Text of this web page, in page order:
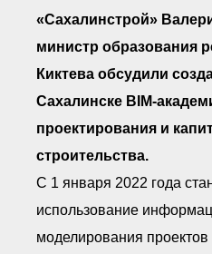
«Сахалинстрой»
министр образования
Киктева обсудили
Сахалинске BIM-
проектирования и
строительства.
С 1 января 2022 года
использование
моделирования